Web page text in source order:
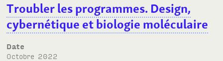
Troubler les programmes. Design,
cybernétique et biologie moléculaire
Date
octobre 2022